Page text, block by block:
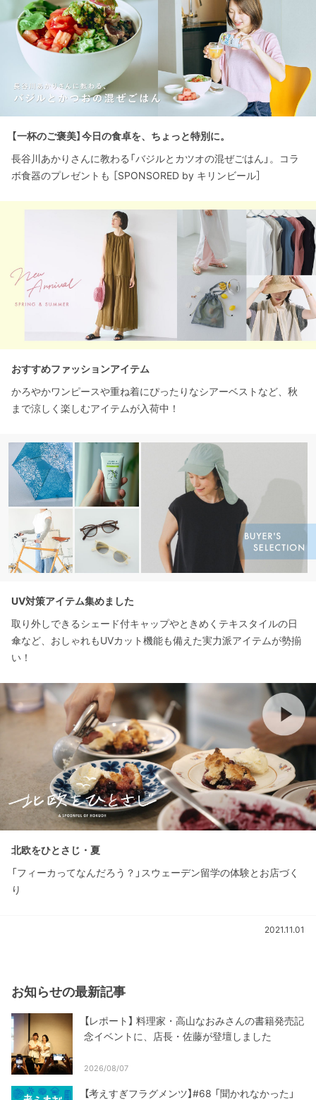
【一杯のご褒美】今日の食卓を、ちょっと特別に。
長谷川あかりさんに教わる「バジルとカツオの混ぜごはん」。コラ
ボ食器のプレゼントも ［SPONSORED by キリンビール］
おすすめファッションアイテム
かろやかワンピースや重ね着にぴったりなシアーベストなど、秋
まで涼しく楽しむアイテムが入荷中！
UV対策アイテム集めました
取り外しできるシェード付キャップやときめくテキスタイルの日
傘など、おしゃれもUVカット機能も備えた実力派アイテムが勢揃
い！
北欧をひとさじ・夏
「フィーカってなんだろう？」スウェーデン留学の体験とお店づく
り
2021.11.01
お知らせの最新記事
【レポート】 料理家・高山なおみさんの書籍発売記
念イベントに、店長・佐藤が登壇しました
2026/08/07
【考えすぎフラグメンツ】#68 「聞かれなかった」